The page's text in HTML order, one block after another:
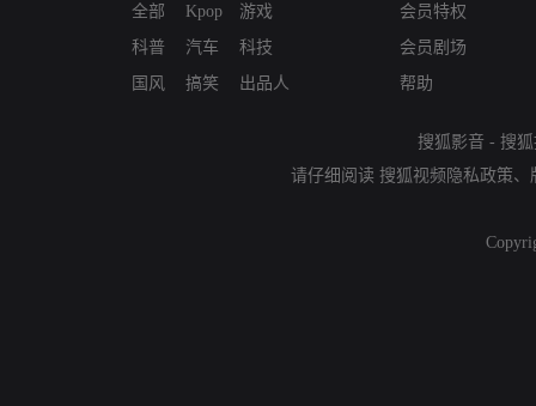
全部
科普
国风
Kpop
汽车
搞笑
游戏
科技
出品人
会员特权
会员剧场
帮助
搜狐影音 - 搜
请仔细阅读 搜狐视频隐私政策、